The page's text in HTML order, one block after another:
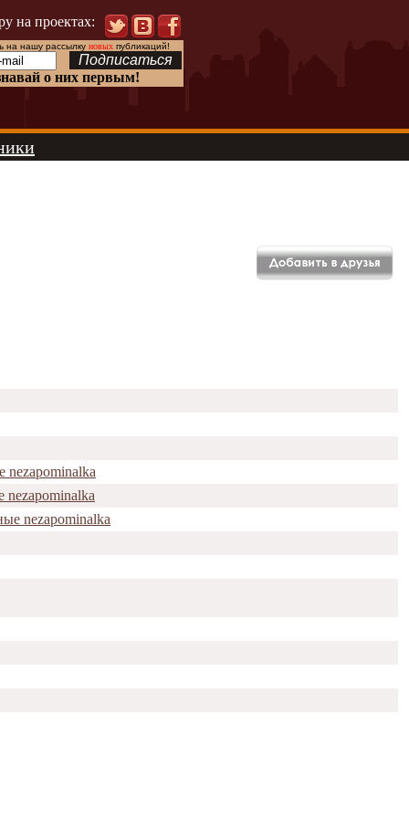
на проектах:
на нашу рассылку новыхпубликаций!
о них первым!
nezapominalka
nezapominalka
nezapominalka